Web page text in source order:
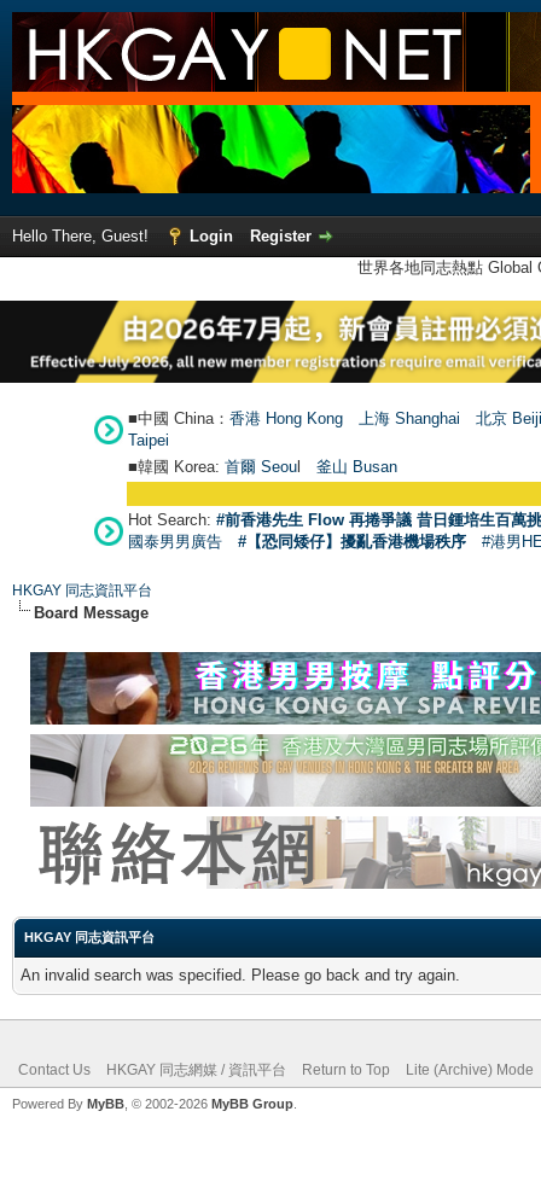
Hello There, Guest! Login
Register
世界各地同志熱點
■中國 China： 香港 Hong Kong 上海 Shanghai
北京
Taipei
■韓國 Korea: 首爾 Seoul 釜山 Busan
Hot Search: #前香港先生 Flow 再捲爭議 昔日鍾培生百萬
國泰男男廣告
#【恐同矮仔】擾亂香港機場秩序 #港男
HKGAY 同志資訊平台
Board Message
HKGAY 同志資訊平台
An invalid search was specified. Please go back and try again.
Contact Us HKGAY 同志網媒 / 資訊平台 Return to Top Lite (Archive) Mode
Powered By MyBB , © 2002-2026 MyBB Group